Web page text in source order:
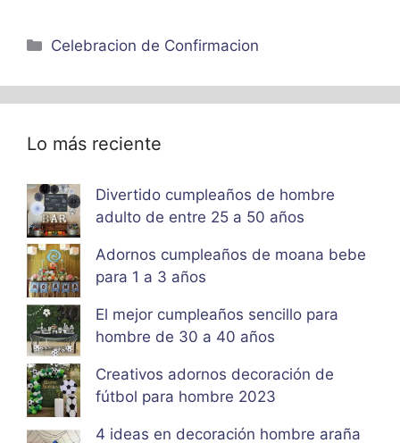
Categorías
Celebracion de Confirmacion
Lo más reciente
Divertido cumpleaños de hombre
adulto de entre 25 a 50 años
Adornos cumpleaños de moana bebe
para 1 a 3 años
El mejor cumpleaños sencillo para
hombre de 30 a 40 años
Creativos adornos decoración de
fútbol para hombre 2023
4 ideas en decoración hombre araña